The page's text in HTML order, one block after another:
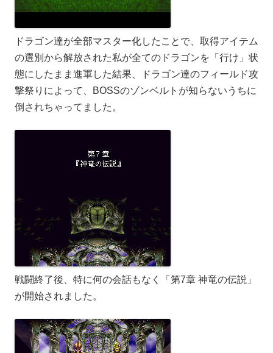
ドラゴン達が全部マスター化したことで、取得アイテム
の選別から解放された私が全てのドラゴンを「行け」状
態にしたまま進軍した結果、ドラゴン達のフィールド攻
撃祭りによって、BOSSのゾンベルトが知らないうちに
倒されちゃってました。
戦闘終了後、特に何の会話もなく「第7章 神竜の伝説」
が開始されました。